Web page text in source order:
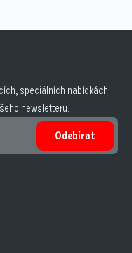
speciálních nabídkách
newsletteru.
Odebírat